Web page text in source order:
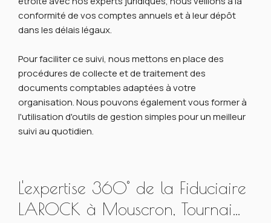
conformité de vos comptes annuels et à leur dépôt
dans les délais légaux.
Pour faciliter ce suivi, nous mettons en place des
procédures de collecte et de traitement des
documents comptables adaptées à votre
organisation. Nous pouvons également vous former à
l'utilisation d'outils de gestion simples pour un meilleur
suivi au quotidien.
L'expertise 360° de la Fiduciaire
LAROCK à Mouscron, Tournai…